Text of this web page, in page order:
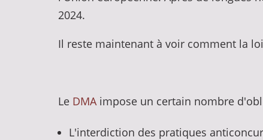
2024.
Il reste maintenant à voir comment la
Le DMA impose un certain nombre
L'interdiction des pratiques